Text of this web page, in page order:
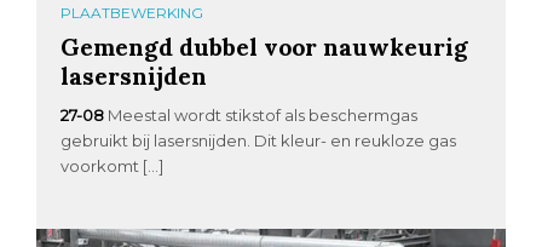
PLAATBEWERKING
Gemengd dubbel voor nauwkeurig
lasersnijden
27-08 Meestal wordt stikstof als beschermgas
gebruikt bij lasersnijden. Dit kleur- en reukloze gas
voorkomt […]